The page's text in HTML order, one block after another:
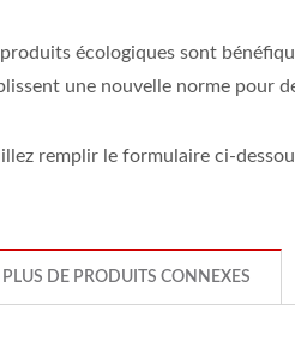
produits écologiques sont
une nouvelle norme pour
remplir le formulaire ci-
PLUS DE PRODUITS CONNEXES